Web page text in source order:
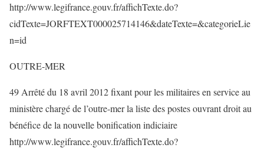
http://www.legifrance.gouv.fr/affichTexte.do?
cidTexte=JORFTEXT000025714146&dateTexte=&categorieLie
n=id
OUTRE-MER
49 Arrêté du 18 avril 2012 fixant pour les militaires en service au
ministère chargé de l’outre-mer la liste des postes ouvrant droit au
bénéfice de la nouvelle bonification indiciaire
http://www.legifrance.gouv.fr/affichTexte.do?